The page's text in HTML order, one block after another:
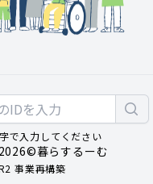
2026©暮らするーむ
事業再構築
で入力してください